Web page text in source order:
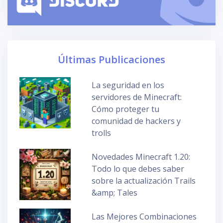
Últimas Publicaciones
La seguridad en los
servidores de Minecraft:
Cómo proteger tu
comunidad de hackers y
trolls
Novedades Minecraft 1.20:
Todo lo que debes saber
sobre la actualización Trails
&amp; Tales
Las Mejores Combinaciones